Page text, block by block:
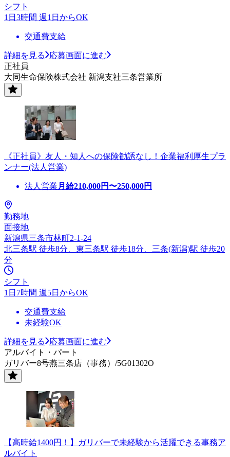
シフト
1日3時間 週1日からOK
交通費支給
詳細を見る
応募画面に進む
正社員
大同生命保険株式会社 新潟支社三条営業所
《正社員》友人・知人への保険勧誘なし！企業福利厚生プラ
ンナー(法人営業)
法人営業 月給210,000円〜250,000円
勤務地
面接地
新潟県三条市林町2-1-24
北三条駅 徒歩8分、東三条駅 徒歩18分、三条(新潟)駅 徒歩20
分
シフト
1日7時間 週5日からOK
交通費支給
未経験OK
詳細を見る
応募画面に進む
アルバイト・パート
ガリバー8号燕三条店（事務）/5G01302O
【高時給1400円！】ガリバーで未経験から活躍できる事務ア
ルバイト